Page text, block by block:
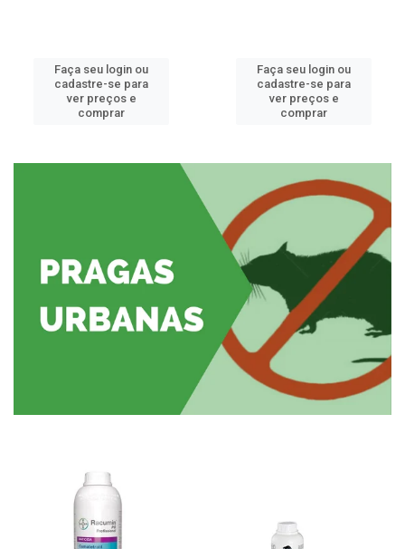
Faça seu login ou
cadastre-se para
ver preços e
comprar
Faça seu login ou
cadastre-se para
ver preços e
comprar